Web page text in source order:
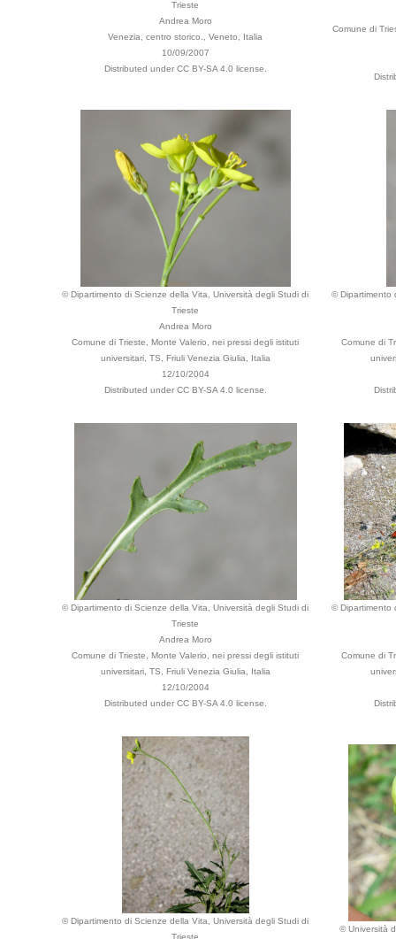
Trieste
Andrea Moro
Venezia, centro storico., Veneto, Italia
10/09/2007
Distributed under CC BY-SA 4.0 license.
Comune di
© Dipartimento di Scienze della Vita, Università degli Studi di
Trieste
Andrea Moro
Comune di Trieste, Monte Valerio, nei pressi degli istituti
universitari, TS, Friuli Venezia Giulia, Italia
12/10/2004
Distributed under CC BY-SA 4.0 license.
© Dipartimento
Comune di
© Dipartimento di Scienze della Vita, Università degli Studi di
Trieste
Andrea Moro
Comune di Trieste, Monte Valerio, nei pressi degli istituti
universitari, TS, Friuli Venezia Giulia, Italia
12/10/2004
Distributed under CC BY-SA 4.0 license.
© Dipartimento
Comune di
© Dipartimento di Scienze della Vita, Università degli Studi di
Trieste
© Università